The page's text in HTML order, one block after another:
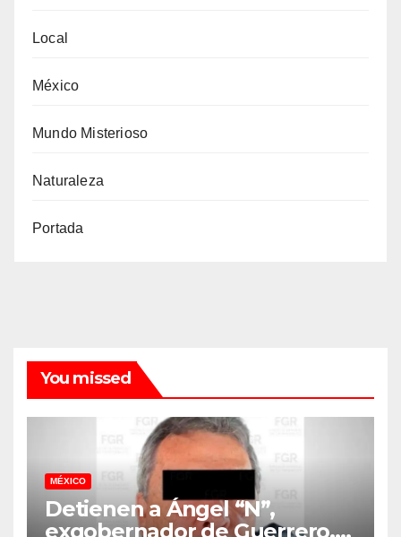
Local
México
Mundo Misterioso
Naturaleza
Portada
You missed
MÉXICO
Detienen a Ángel “N”,
exgobernador de Guerrero,